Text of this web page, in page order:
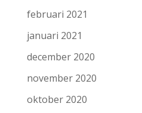
februari 2021
januari 2021
december 2020
november 2020
oktober 2020